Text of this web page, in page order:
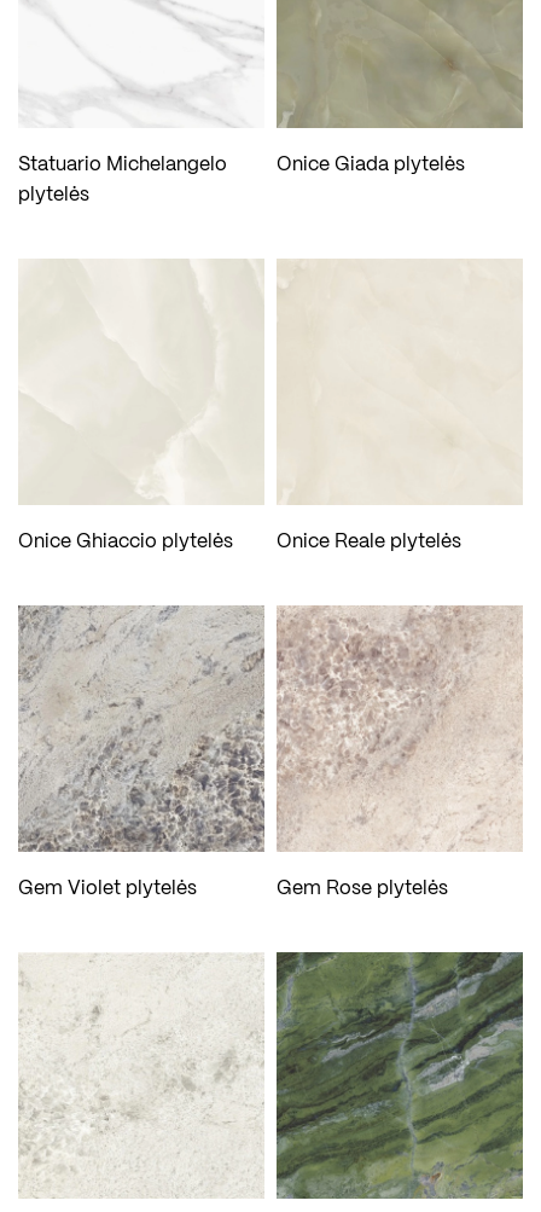
Statuario Michelangelo
plytelės
Onice Giada plytelės
Onice Ghiaccio plytelės Onice Reale plytelės
Gem Violet plytelės Gem Rose plytelės